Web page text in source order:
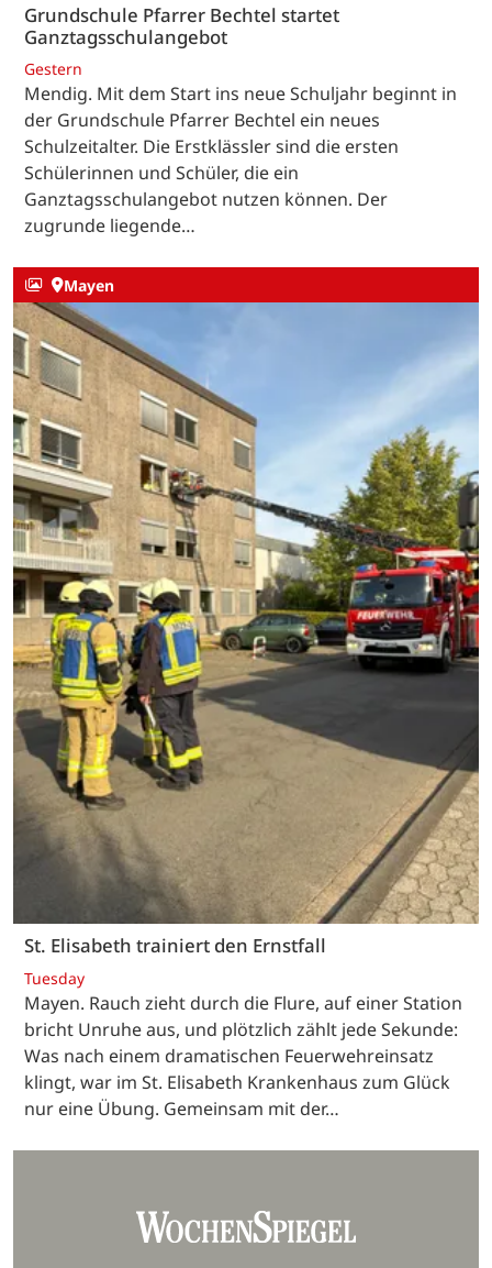
Grundschule Pfarrer Bechtel startet
Ganztagsschulangebot
Gestern
Mendig. Mit dem Start ins neue Schuljahr beginnt in
der Grundschule Pfarrer Bechtel ein neues
Schulzeitalter. Die Erstklässler sind die ersten
Schülerinnen und Schüler, die ein
Ganztagsschulangebot nutzen können. Der
zugrunde liegende…
Mayen
St. Elisabeth trainiert den Ernstfall
Tuesday
Mayen. Rauch zieht durch die Flure, auf einer Station
bricht Unruhe aus, und plötzlich zählt jede Sekunde:
Was nach einem dramatischen Feuerwehreinsatz
klingt, war im St. Elisabeth Krankenhaus zum Glück
nur eine Übung. Gemeinsam mit der…